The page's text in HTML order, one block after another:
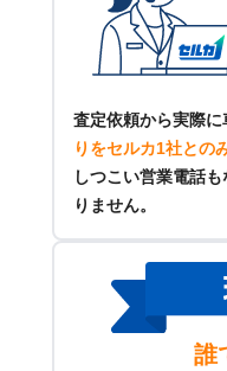
査定依頼から実際に
りをセルカ1社との
しつこい営業電話
りません。
誰